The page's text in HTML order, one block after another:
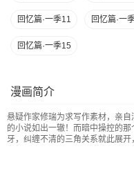
回忆篇·一季11 回忆篇·一
回忆篇·一季15
漫画简介
悬疑作家修瑞为求写作素材，亲
的小说如出一辙！而暗中操控的
牙，纠缠不清的三角关系就此展开